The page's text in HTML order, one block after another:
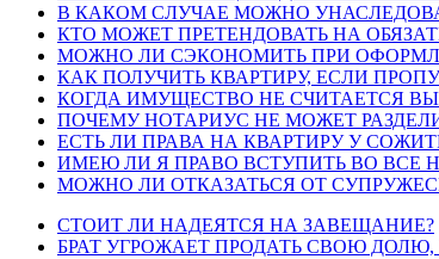
В КАКОМ СЛУЧАЕ МОЖНО
КТО МОЖЕТ ПРЕТЕНДОВАТЬ НА
МОЖНО ЛИ СЭКОНОМИТЬ ПРИ
КАК ПОЛУЧИТЬ КВАРТИРУ, ЕСЛИ
КОГДА ИМУЩЕСТВО НЕ СЧИТАЕТСЯ
ПОЧЕМУ НОТАРИУС НЕ МОЖЕТ
ЕСТЬ ЛИ ПРАВА НА КВАРТИРУ У
ИМЕЮ ЛИ Я ПРАВО ВСТУПИТЬ ВО ВСЕ
МОЖНО ЛИ ОТКАЗАТЬСЯ ОТ
СТОИТ ЛИ НАДЕЯТСЯ НА ЗАВЕЩАНИЕ?
БРАТ УГРОЖАЕТ ПРОДАТЬ СВОЮ ДОЛЮ,